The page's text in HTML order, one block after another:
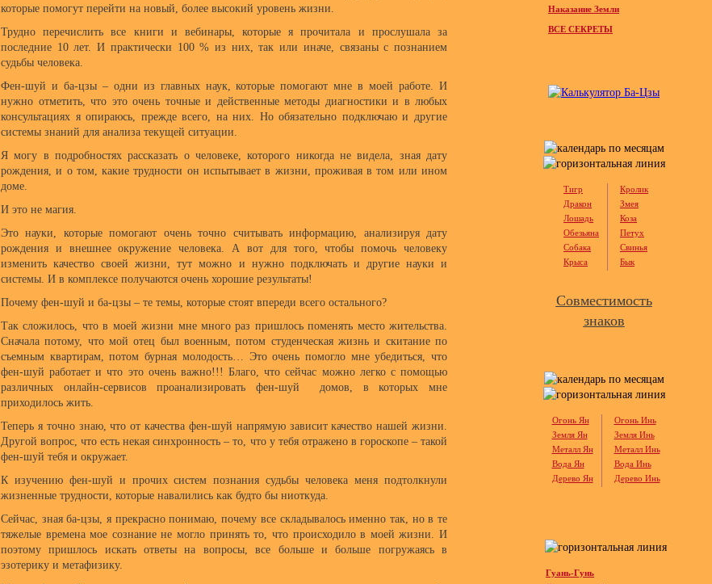
которые помогут перейти на новый, более высокий уровень жизни.
Трудно перечислить все книги и вебинары, которые я прочитала и прослушала за
последние 10 лет. И практически 100 % из них, так или иначе, связаны с познанием
судьбы человека.
Фен-шуй и ба-цзы – одни из главных наук, которые помогают мне в моей работе. И
нужно отметить, что это очень точные и действенные методы диагностики и в любых
консультациях я опираюсь, прежде всего, на них. Но обязательно подключаю и другие
системы знаний для анализа текущей ситуации.
Я могу в подробностях рассказать о человеке, которого никогда не видела, зная дату
рождения, и о том, какие трудности он испытывает в жизни, проживая в том или ином
доме.
И это не магия.
Это науки, которые помогают очень точно считывать информацию, анализируя дату
рождения и внешнее окружение человека. А вот для того, чтобы помочь человеку
изменить качество своей жизни, тут можно и нужно подключать и другие науки и
системы. И в комплексе получаются очень хорошие результаты!
Почему фен-шуй и ба-цзы – те темы, которые стоят впереди всего остального?
Так сложилось, что в моей жизни мне много раз пришлось поменять место жительства.
Сначала потому, что мой отец был военным, потом студенческая жизнь и скитание по
съемным квартирам, потом бурная молодость… Это очень помогло мне убедиться, что
фен-шуй работает и что это очень важно!!! Благо, что сейчас можно легко с помощью
различных онлайн-сервисов проанализировать фен-шуй домов, в которых мне
приходилось жить.
Теперь я точно знаю, что от качества фен-шуй напрямую зависит качество нашей жизни.
Другой вопрос, что есть некая синхронность – то, что у тебя отражено в гороскопе – такой
фен-шуй тебя и окружает.
К изучению фен-шуй и прочих систем познания судьбы человека меня подтолкнули
жизненные трудности, которые навалились как будто бы ниоткуда.
Сейчас, зная ба-цзы, я прекрасно понимаю, почему все складывалось именно так, но в те
тяжелые времена мое сознание не могло принять то, что происходило в моей жизни. И
поэтому пришлось искать ответы на вопросы, все больше и больше погружаясь в
эзотерику и метафизику.
Наказание Земли
ВСЕ СЕКРЕТЫ
Тигр
Кролик
Дракон
Змея
Лошадь
Коза
Обезьяна
Петух
Собака
Свинья
Крыса
Бык
Совместимость
знаков
Огонь Ян
Огонь Инь
Земля Ян
Земля Инь
Металл Ян
Металл Инь
Вода Ян
Вода Инь
Дерево Ян
Дерево Инь
Гуань-Гунь